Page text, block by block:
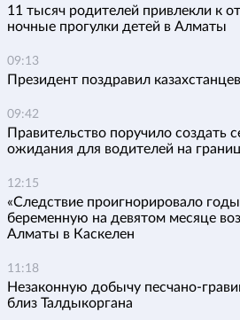
11 тысяч родителей привлекли к
ночные прогулки детей в Алматы
09:13
Президент поздравил
09:42
Правительство поручило создать
ожидания для водителей на
12:15
«Следствие проигнорировало
беременную на девятом месяце
Алматы в Каскелен
11:18
Незаконную добычу песчано-
близ Талдыкоргана